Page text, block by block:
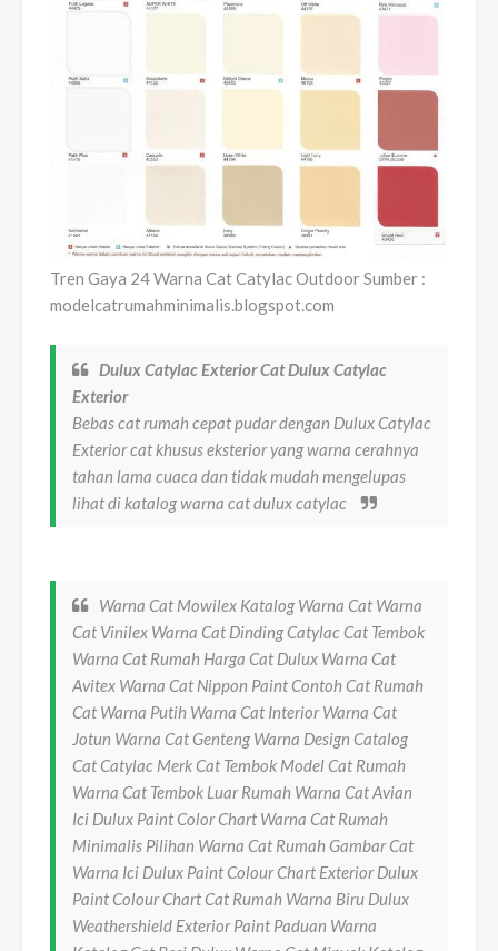
Tren Gaya 24 Warna Cat Catylac Outdoor Sumber :
modelcatrumahminimalis.blogspot.com
Dulux Catylac Exterior Cat Dulux Catylac
Exterior
Bebas cat rumah cepat pudar dengan Dulux Catylac
Exterior cat khusus eksterior yang warna cerahnya
tahan lama cuaca dan tidak mudah mengelupas
lihat di katalog warna cat dulux catylac
Warna Cat Mowilex Katalog Warna Cat Warna
Cat Vinilex Warna Cat Dinding Catylac Cat Tembok
Warna Cat Rumah Harga Cat Dulux Warna Cat
Avitex Warna Cat Nippon Paint Contoh Cat Rumah
Cat Warna Putih Warna Cat Interior Warna Cat
Jotun Warna Cat Genteng Warna Design Catalog
Cat Catylac Merk Cat Tembok Model Cat Rumah
Warna Cat Tembok Luar Rumah Warna Cat Avian
Ici Dulux Paint Color Chart Warna Cat Rumah
Minimalis Pilihan Warna Cat Rumah Gambar Cat
Warna Ici Dulux Paint Colour Chart Exterior Dulux
Paint Colour Chart Cat Rumah Warna Biru Dulux
Weathershield Exterior Paint Paduan Warna